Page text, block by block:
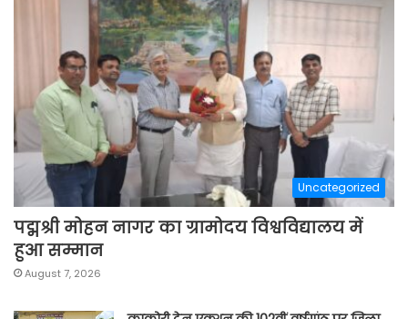
Uncategorized
पद्मश्री मोहन नागर का ग्रामोदय विश्वविद्यालय में
हुआ सम्मान
August 7, 2026